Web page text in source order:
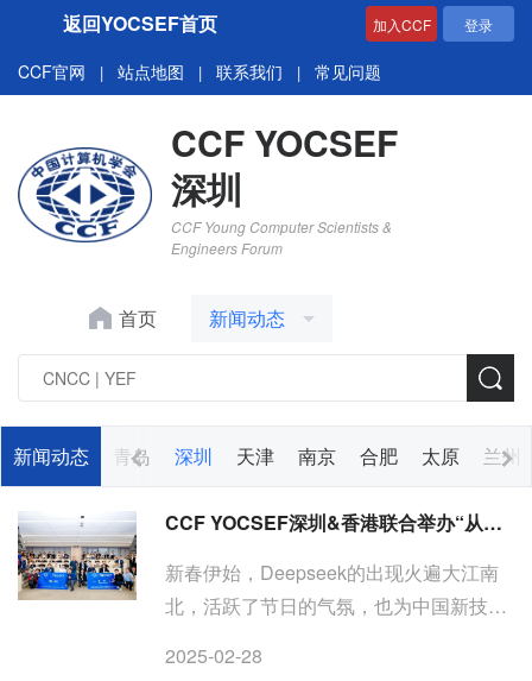
返回YOCSEF首页 加入CCF 登录
CCF官网 | 站点地图 | 联系我们 | 常见问题
CCF YOCSEF
深圳
CCF Young Computer Scientists &
Engineers Forum
首页 新闻动态
新闻动态
连 西安 青岛 深圳 天津 南京 合肥 太原 兰州
CCF YOCSEF深圳&香港联合举办“从Deepseek看未来技术发展与落地”主题CLUB活动
新春伊始，Deepseek的出现火遍大江南
北，活跃了节日的气氛，也为中国新技术
经不再局限于单纯的理论突破，而是与实
2025-02-28